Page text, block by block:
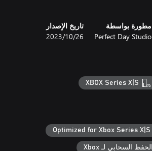
مطورة بواسطة
Perfect Day Studio
تاريخ الإصدار
26‏/10‏/2023
XBOX Series X|S
Optimized for Xbox Series X|S
الحفظ السحابي لـ Xbox